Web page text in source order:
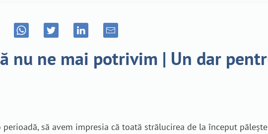
nu ne mai potrivim | Un dar
să avem impresia că toată strălucirea de la început